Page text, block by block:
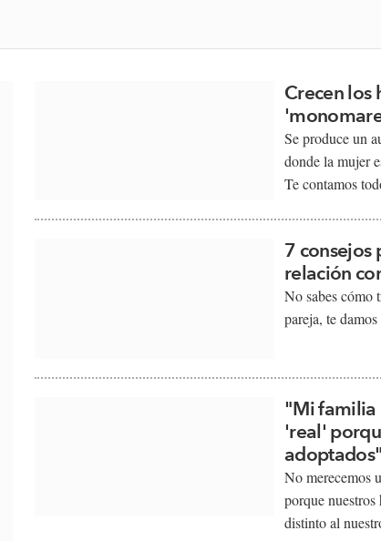
Crecen los
​Se produce un
donde la mujer
Te contamos
7 consejos
relación
​​No sabes cómo
pareja, te
"Mi familia
'real'
adoptados"
​No merecemos
porque
distinto al